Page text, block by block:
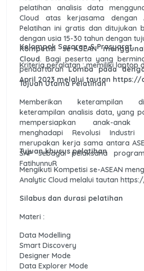
pelatihan analisis data
Cloud atas kerjasama dengan
Pelatihan ini gratis dan ditujukan
dengan usia 15-30 tahun dengan
Kompetisi se-ASEAN
Cloud. Bagi peserta yang
pendaftaranLomba pada
April 2023 melalui tautan https://
Kelompok Sasaran & Prasyarat
Kriteria peralatan : memiliki laptop
Tujuan Utama Pelatihan
Memberikan keterampilan
keterampilan analisis data, yang
mempersiapkan anak-
menghadapi Revolusi
merupakan kerja sama antara
SAP sebagai pelaksana
FatihunnuR
Tujuan khusus pelatihan
Mengikuti Kompetisi se-ASEAN
Analytic Cloud melalui tautan
Silabus dan durasi pelatihan
Materi :
Data Modelling
Smart Discovery
Designer Mode
Data Explorer Mode